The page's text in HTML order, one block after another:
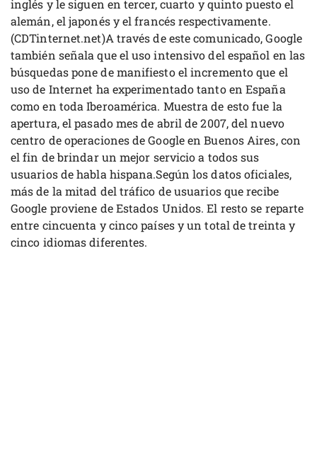
inglés y le siguen en tercer, cuarto y quinto puesto el
alemán, el japonés y el francés respectivamente.
(CDTinternet.net)A través de este comunicado, Google
también señala que el uso intensivo del español en las
búsquedas pone de manifiesto el incremento que el
uso de Internet ha experimentado tanto en España
como en toda Iberoamérica. Muestra de esto fue la
apertura, el pasado mes de abril de 2007, del nuevo
centro de operaciones de Google en Buenos Aires, con
el fin de brindar un mejor servicio a todos sus
usuarios de habla hispana.Según los datos oficiales,
más de la mitad del tráfico de usuarios que recibe
Google proviene de Estados Unidos. El resto se reparte
entre cincuenta y cinco países y un total de treinta y
cinco idiomas diferentes.